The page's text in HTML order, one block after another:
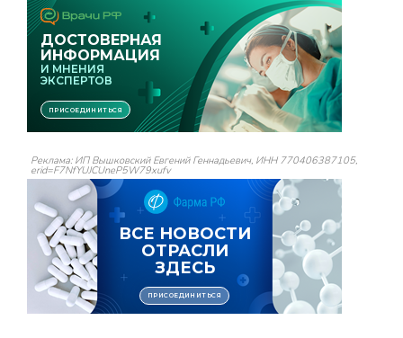
Реклама: ИП Вышковский Евгений Геннадьевич, ИНН 770406387105,
erid=F7NfYUJCUneP5W79xufv